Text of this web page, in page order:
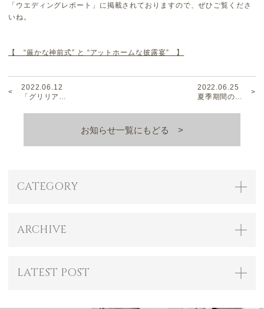
「ウエディングレポート」に掲載されておりますので、ぜひご覧くださ
いね。
【 “厳かな神前式” と “アットホームな披露宴” 】
2022.06.12
「グリリア…
2022.06.25
夏季期間の…
お知らせ一覧にもどる
CATEGORY
ARCHIVE
LATEST POST